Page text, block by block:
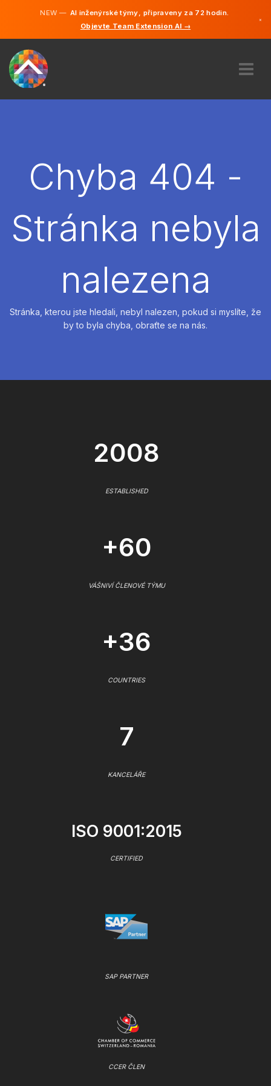
NEW —AI inženýrské týmy, připraveny za 72 hodin.
Objevte Team Extension AI →
×
NAJMOUT
CS
Angličtina
Chyba 404 -
Stránka nebyla
nalezena
Stránka, kterou jste hledali, nebyl nalezen, pokud si myslíte, že
by to byla chyba, obraťte se na nás.
2008
ESTABLISHED
+60
VÁŠNIVÍ ČLENOVÉ TÝMU
+36
COUNTRIES
7
KANCELÁŘE
ISO 9001:2015
CERTIFIED
SAP PARTNER
CCER ČLEN